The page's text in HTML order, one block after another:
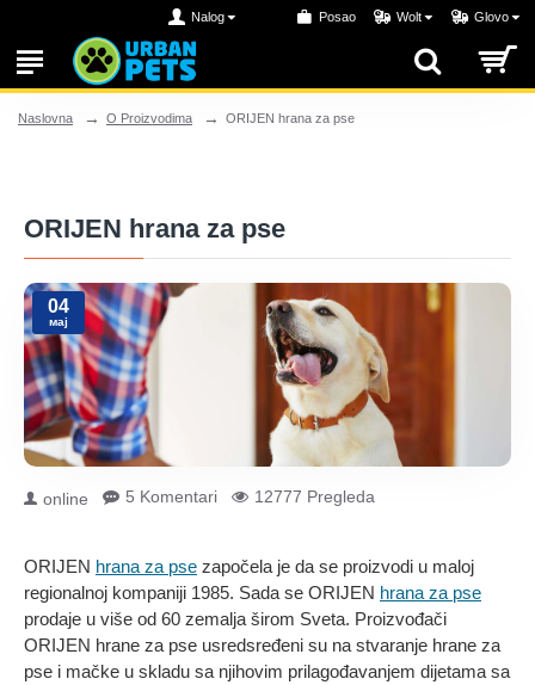
Nalog Posao Wolt Glovo
Naslovna O Proizvodima ORIJEN hrana za pse
ORIJEN hrana za pse
04
мај
online 5 Komentari 12777 Pregleda
ORIJEN hrana za pse započela je da se proizvodi u maloj
regionalnoj kompaniji 1985. Sada se ORIJEN hrana za pse
prodaje u više od 60 zemalja širom Sveta. Proizvođači
ORIJEN hrane za pse usredsređeni su na stvaranje hrane za
pse i mačke u skladu sa njihovim prilagođavanjem dijetama sa